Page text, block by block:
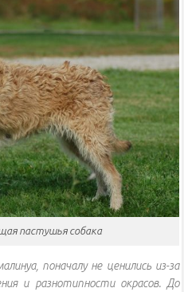
пастушья собака
поначалу не ценились из-за
и разнотипности окрасов. До